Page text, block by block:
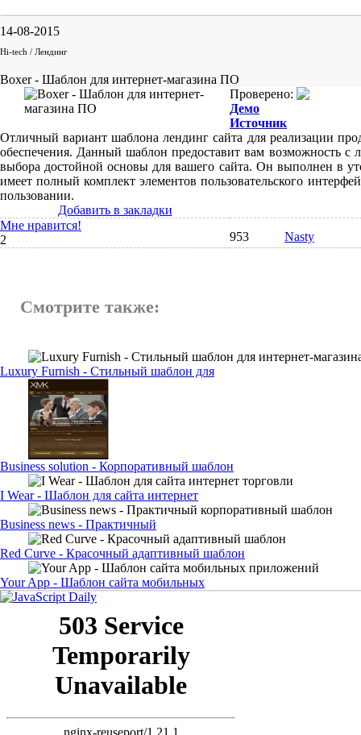
14-08-2015
Hi-tech / Лендинг
Boxer - Шаблон для интернет-магазина ПО
Проверено:
Демо
Источник
Отличный вариант шаблона лендинг сайта для реализации
обеспечения. Данный шаблон предоставит вам возможность с
выбора достойной основы для вашего сайта. Он выполнен в
имеет полный комплект элементов пользовательского
пользовании.
Добавить в закладки
Мне нравится!
2
953 Nasty
Смотрите также:
Luxury Furnish - Стильный шаблон для
Business solution - Корпоративный шаблон
I Wear - Шаблон для сайта интернет
Business news - Практичный
Red Curve - Красочный адаптивный шаблон
Your App - Шаблон сайта мобильных